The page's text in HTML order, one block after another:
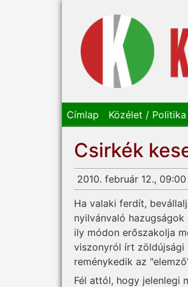
Címlap Közélet / Politika
Csirkék
2010. február 12.,
Ha valaki ferdít,
nyilvánvaló
ily módon erőszakolja
viszonyról írt zöldújsági
reménykedik az
Fél attól, hogy jelenlegi